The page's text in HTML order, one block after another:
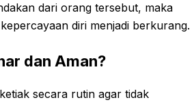
dari orang tersebut, maka
diri menjadi berkurang.
dan Aman?
secara rutin agar tidak